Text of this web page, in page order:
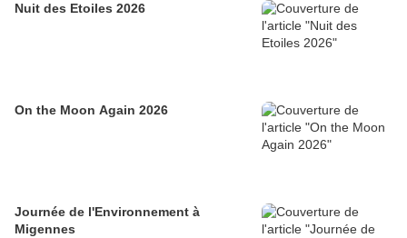
Nuit des Etoiles 2026
On the Moon Again 2026
Journée de l'Environnement à
Migennes